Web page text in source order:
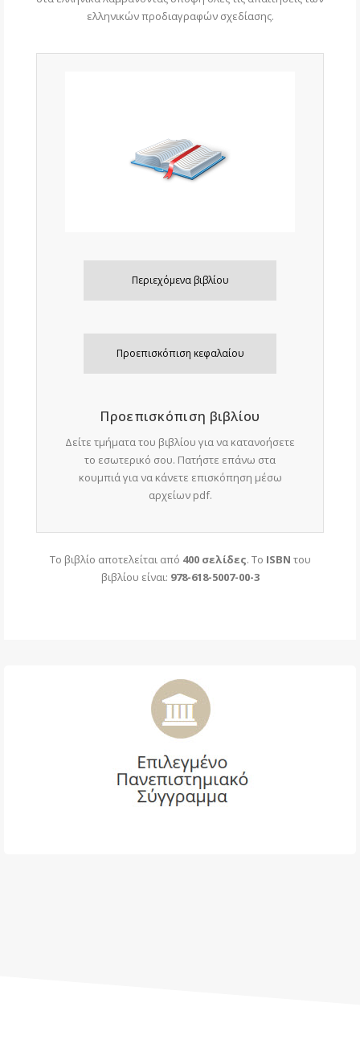
ελληνικών προδιαγραφών σχεδίασης.
Περιεχόμενα βιβλίου
Προεπισκόπιση κεφαλαίου
Προεπισκόπιση βιβλίου
Δείτε τμήματα του βιβλίου για να κατανοήσετε
το εσωτερικό σου. Πατήστε επάνω στα
κουμπιά για να κάνετε επισκόπηση μέσω
αρχείων pdf.
Το βιβλίο αποτελείται από 400 σελίδες. Το ISBN του
βιβλίου είναι: 978-618-5007-00-3